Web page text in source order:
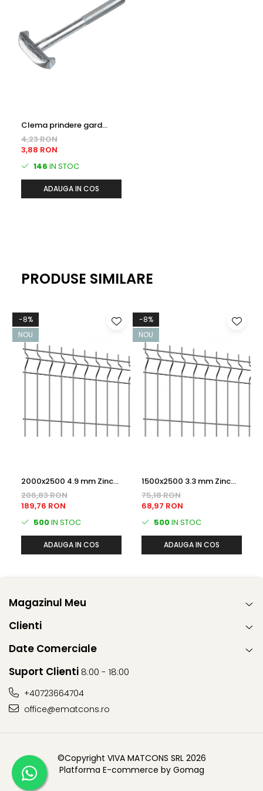
Clema prindere gard
bordurat Tip T - zincata,
antifurt
4,23 RON
3,88 RON
146 IN STOC
ADAUGA IN COS
PRODUSE SIMILARE
-8%
NOU
2000x2500 4.9 mm Zinc
PANOU BORDURAT
206,83 RON
189,76 RON
500IN STOC
ADAUGA IN COS
-8%
NOU
1500x2500 3.3 mm Zinc
PANOU BORDURAT
75,18 RON
68,97 RON
500IN STOC
ADAUGA IN COS
Magazinul Meu
Clienti
Date Comerciale
Suport Clienti 8:00 - 18:00
+40723664704
office@ematcons.ro
©Copyright VIVA MATCONS SRL 2026
Platforma E-commerce by Gomag